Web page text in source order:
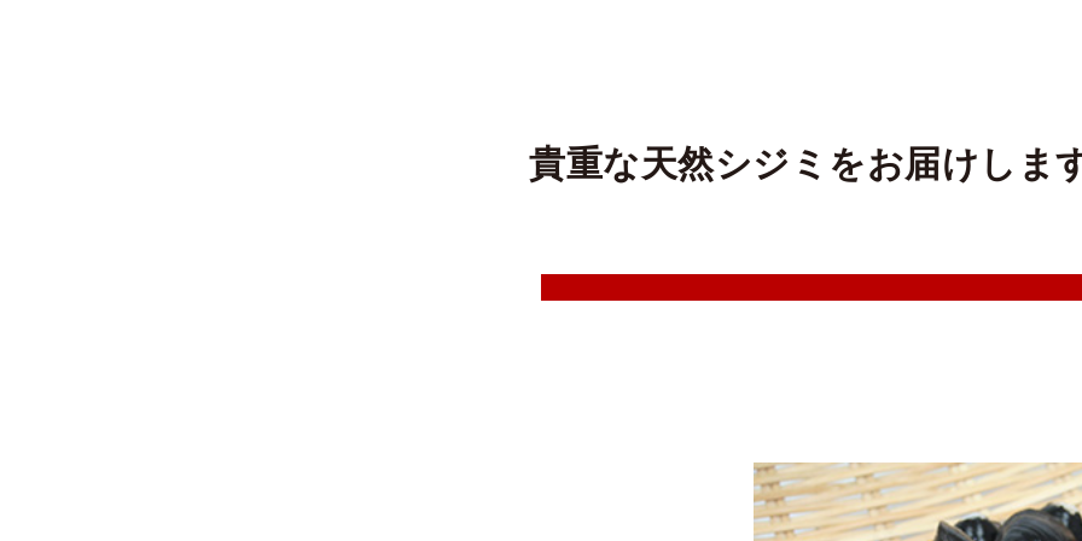
貴重な天然シジミをお届けしま